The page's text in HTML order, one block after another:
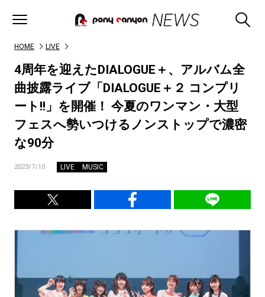
HOME LIVE
4周年を迎えたDIALOGUE＋、アルバム全
曲披露ライブ「DIALOGUE＋２ コンプリ
ート!!」を開催！ 今夏のワンマン・大型
フェスへ勢いつけるノンストップで濃密
な90分
2023/7/10 LIVE MUSIC